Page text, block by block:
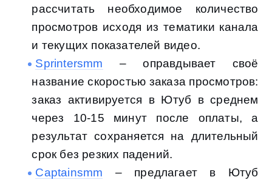
рассчитать необходимое количество
просмотров исходя из тематики канала
и текущих показателей видео.
Sprintersmm – оправдывает своё
название скоростью заказа просмотров:
заказ активируется в Ютуб в среднем
через 10-15 минут после оплаты, а
результат сохраняется на длительный
срок без резких падений.
Captainsmm – предлагает в Ютуб